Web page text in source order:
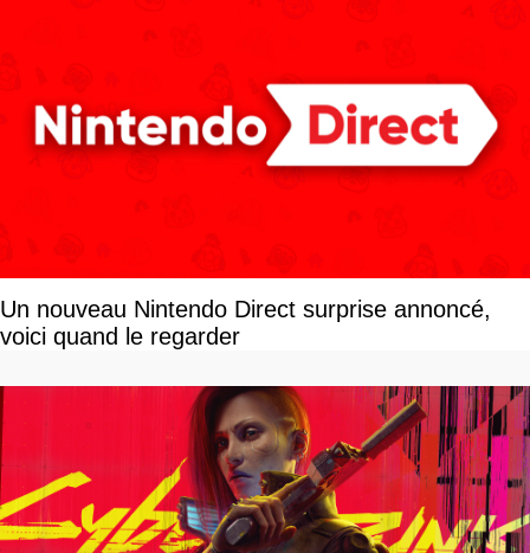
Un nouveau Nintendo Direct surprise annoncé,
voici quand le regarder